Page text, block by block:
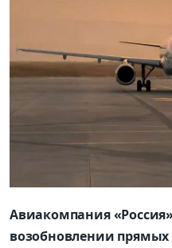
Авиакомпания
возобновлении